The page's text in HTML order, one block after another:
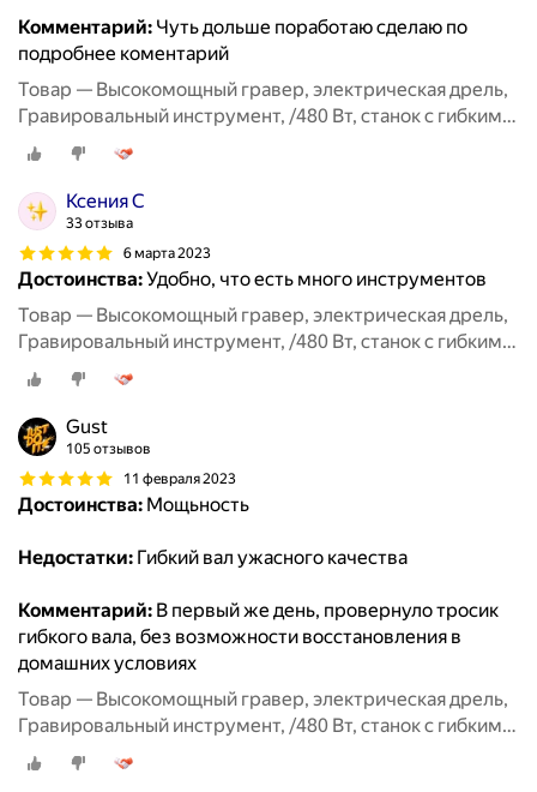
Комментарий: Чуть дольше поработаю сделаю по
подробнее коментарий
Товар — Высокомощный гравер, электрическая дрель,
Гравировальный инструмент, /480 Вт, станок с гибким
валом, 6 позиций, переменная скорость
Ксения С
33 отзыва
6 марта 2023
Достоинства:Удобно, что есть много инструментов
Товар — Высокомощный гравер, электрическая дрель,
Гравировальный инструмент, /480 Вт, станок с гибким
валом, 6 позиций, переменная скорость
Gust
105 отзывов
11 февраля 2023
Достоинства: Мощьность
Недостатки: Гибкий вал ужасного качества
Комментарий: В первый же день, провернуло тросик
гибкого вала, без возможности восстановления в
домашних условиях
Товар — Высокомощный гравер, электрическая дрель,
Гравировальный инструмент, /480 Вт, станок с гибким
валом, 6 позиций, переменная скорость